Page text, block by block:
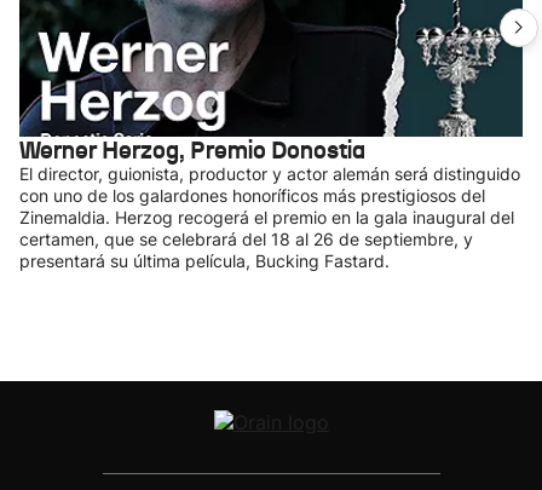
Werner Herzog, Premio Donostia
El director, guionista, productor y actor alemán será distinguido
con uno de los galardones honoríficos más prestigiosos del
Zinemaldia. Herzog recogerá el premio en la gala inaugural del
certamen, que se celebrará del 18 al 26 de septiembre, y
presentará su última película, Bucking Fastard.